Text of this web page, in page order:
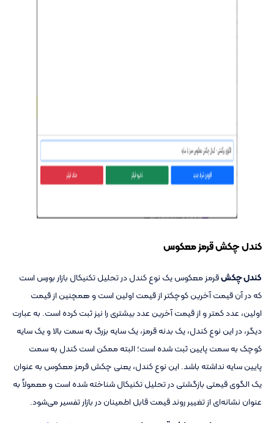
کندل چکش قرمز معکوس
کندل چکشقرمز معکوس یک نوع کندل در تحلیل تکنیکال بازار بورس است
که در آن قیمت آخرین کوچکتر از قیمت اولین است و همچنین از قیمت
اولین، عدد کمتر و از قیمت آخرین عدد بیشتری را نیز ثبت کرده است. به عبارت
دیگر، در این نوع کندل، یک بدنه قرمز، یک سایه بزرگ به سمت بالا و یک سایه
کوچک به سمت پایین ثبت شده است؛ البته ممکن است کندل به سمت
پایین سایه نداشته باشد. این نوع کندل، یعنی چکش قرمز معکوس به عنوان
یک الگوی قیمتی بازگشتی در تحلیل تکنیکال شناخته شده است و معمولاً به
عنوان نشانه‌ای از تغییر روند قیمت قابل اطمینان در بازار تفسیر می‌شود.